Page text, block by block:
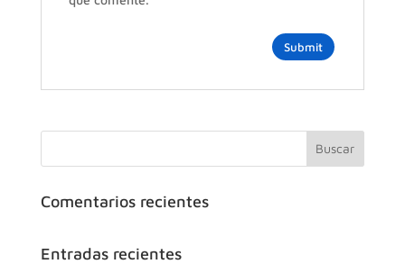
Comentarios recientes
Entradas recientes